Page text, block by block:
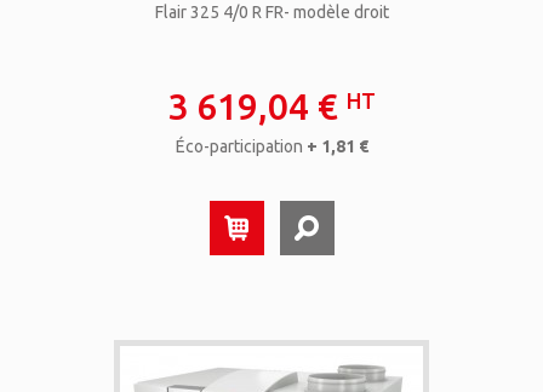
Flair 325 4/0 R FR- modèle droit
3 619,04 € HT
Éco-participation + 1,81 €